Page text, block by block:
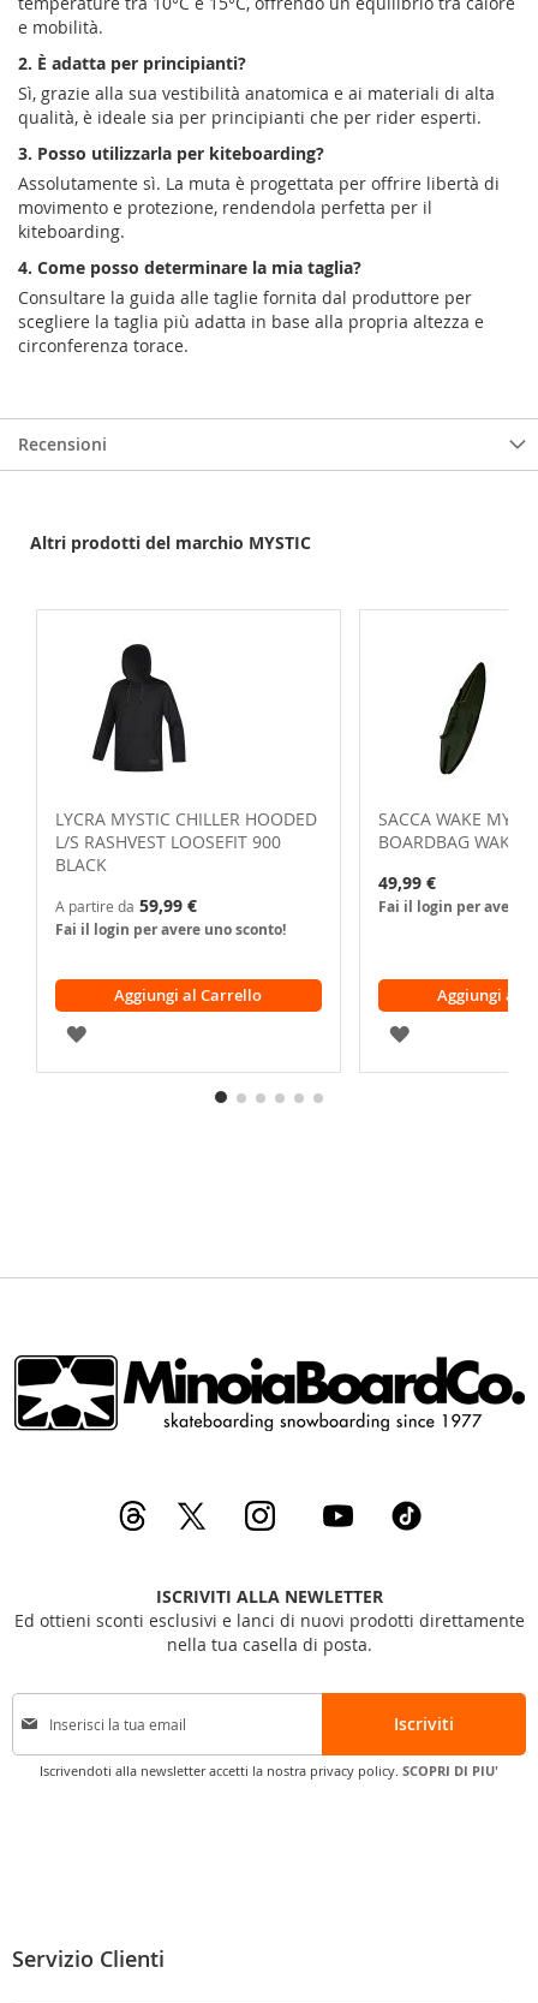
e mobilità.
2. È adatta per principianti?
Sì, grazie alla sua vestibilità anatomica e ai materiali di alta
qualità, è ideale sia per principianti che per rider esperti.
3. Posso utilizzarla per kiteboarding?
Assolutamente sì. La muta è progettata per offrire libertà di
movimento e protezione, rendendola perfetta per il
kiteboarding.
4. Come posso determinare la mia taglia?
Consultare la guida alle taglie fornita dal produttore per
scegliere la taglia più adatta in base alla propria altezza e
circonferenza torace.
Recensioni
Altri prodotti del marchio MYSTIC
LYCRA MYSTIC CHILLER HOODED
L/S RASHVEST LOOSEFIT 900
BLACK
A partire da 59,99 €
Fai il login per avere uno sconto!
Aggiungi al Carrello
AGGIUNGI
ALLA
SACCA WAKE
BOARDBAG
49,99 €
Fai il login per avere
Aggiungi al
AGGIUNGI
ALLA
ISCRIVITI ALLA NEWLETTER
Ed ottieni sconti esclusivi e lanci di nuovi prodotti direttamente
nella tua casella di posta.
I
c
l
Iscriviti
Iscrivendoti alla newsletter accetti la nostra privacy policy. SCOPRI DI PIU'
Servizio Clienti